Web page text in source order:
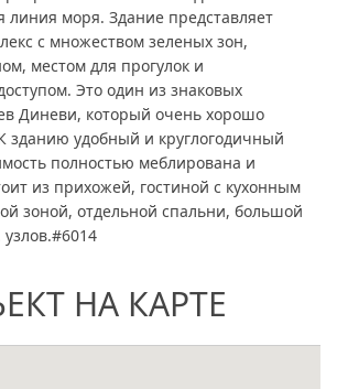
линия моря. Здание представляет
с множеством зеленых зон,
местом для прогулок и
Это один из знаковых
Диневи, который очень хорошо
зданию удобный и круглогодичный
полностью меблирована и
из прихожей, гостиной с кухонным
зоной, отдельной спальни, большой
НА КАРТЕ